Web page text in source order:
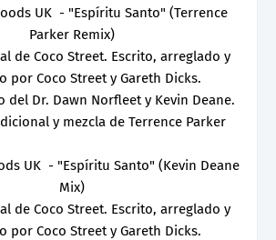
UK - "Espíritu Santo" (Terrence
Parker Remix)
de Coco Street. Escrito, arreglado y
por Coco Street y Gareth Dicks.
del Dr. Dawn Norfleet y Kevin Deane.
y mezcla de Terrence Parker
UK - "Espíritu Santo" (Kevin Deane
Mix)
de Coco Street. Escrito, arreglado y
por Coco Street y Gareth Dicks.